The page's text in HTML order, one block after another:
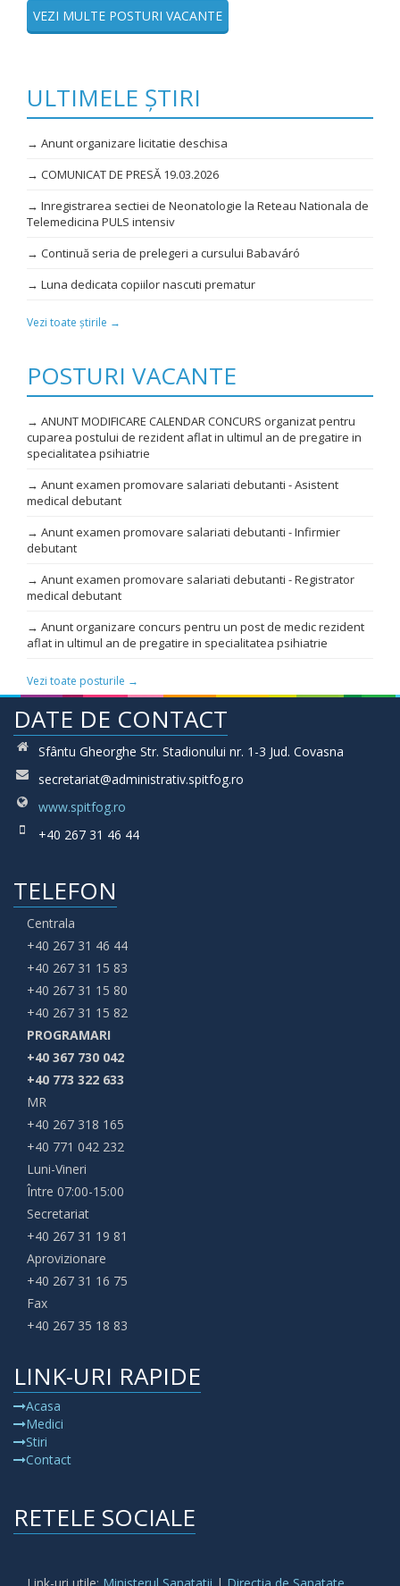
VEZI MULTE POSTURI VACANTE
ULTIMELE ȘTIRI
→ Anunt organizare licitatie deschisa
→ COMUNICAT DE PRESĂ 19.03.2026
→ Inregistrarea sectiei de Neonatologie la Reteau Nationala de
Telemedicina PULS intensiv
→ Continuă seria de prelegeri a cursului Babaváró
→ Luna dedicata copiilor nascuti prematur
Vezi toate știrile →
POSTURI VACANTE
→ ANUNT MODIFICARE CALENDAR CONCURS organizat pentru
cuparea postului de rezident aflat in ultimul an de pregatire in
specialitatea psihiatrie
→ Anunt examen promovare salariati debutanti - Asistent
medical debutant
→ Anunt examen promovare salariati debutanti - Infirmier
debutant
→ Anunt examen promovare salariati debutanti - Registrator
medical debutant
→ Anunt organizare concurs pentru un post de medic rezident
aflat in ultimul an de pregatire in specialitatea psihiatrie
Vezi toate posturile →
DATE DE CONTACT
Sfântu Gheorghe Str. Stadionului nr. 1-3 Jud. Covasna
secretariat@administrativ.spitfog.ro
www.spitfog.ro
+40 267 31 46 44
TELEFON
Centrala
+40 267 31 46 44
+40 267 31 15 83
+40 267 31 15 80
+40 267 31 15 82
PROGRAMARI
+40 367 730 042
+40 773 322 633
MR
+40 267 318 165
+40 771 042 232
Luni-Vineri
Între 07:00-15:00
Secretariat
+40 267 31 19 81
Aprovizionare
+40 267 31 16 75
Fax
+40 267 35 18 83
LINK-URI RAPIDE
Acasa
Medici
Stiri
Contact
RETELE SOCIALE